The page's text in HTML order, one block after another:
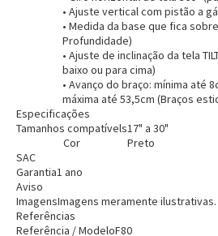
Entrega Flash
Pagamento via Pix
Retire na Loja
• Ajuste vertical com pistão a
• Medida da base que fica
Profundidade)
• Ajuste de inclinação da tela
baixo ou para cima)
• Avanço do braço: mínima até
máxima até 53,5cm (Braços
Especificações
Tamanhos compatívels17" a 30"
Cor
Preto
SAC
Garantia1 ano
Aviso
ImagensImagens meramente ilustrativas.
Referências
Referência / ModeloF80